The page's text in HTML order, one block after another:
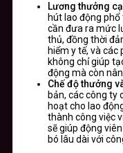
Lương thưởng
hút lao động
cần đưa ra mức
thủ, đồng thời
hiểm y tế, và các
không chỉ giúp
động mà còn
Chế độ thưởng
bản, các công ty
hoạt cho lao
thành công việc
sẽ giúp động
bó lâu dài với